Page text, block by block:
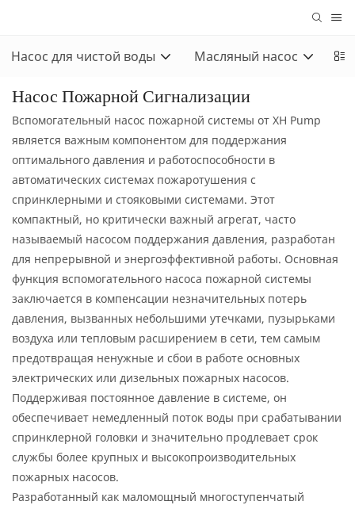
Насос для чистой воды Масляный насос
Насос Пожарной Сигнализации
Вспомогательный насос пожарной системы от XH Pump
является важным компонентом для поддержания
оптимального давления и работоспособности в
автоматических системах пожаротушения с
спринклерными и стояковыми системами. Этот
компактный, но критически важный агрегат, часто
называемый насосом поддержания давления, разработан
для непрерывной и энергоэффективной работы. Основная
функция вспомогательного насоса пожарной системы
заключается в компенсации незначительных потерь
давления, вызванных небольшими утечками, пузырьками
воздуха или тепловым расширением в сети, тем самым
предотвращая ненужные и сбои в работе основных
электрических или дизельных пожарных насосов.
Поддерживая постоянное давление в системе, он
обеспечивает немедленный поток воды при срабатывании
спринклерной головки и значительно продлевает срок
службы более крупных и высокопроизводительных
пожарных насосов.
Разработанный как маломощный многоступенчатый